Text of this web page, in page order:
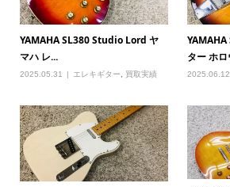
YAMAHA SL380 Studio Lord ヤ
マハ レ...
2025.05.31 エレキギター 買取実績
ター ホ
2025.06.12